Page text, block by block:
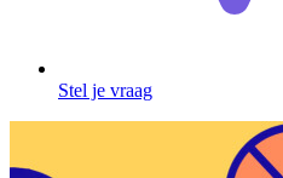
Stel je vraag